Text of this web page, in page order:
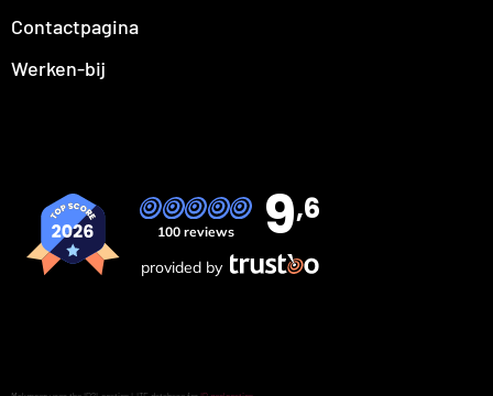
Contactpagina
Werken-bij
100 reviews 9,6
provided by